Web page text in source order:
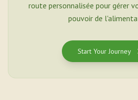
route personnalisée pour gérer
pouvoir de
Start Your Journey